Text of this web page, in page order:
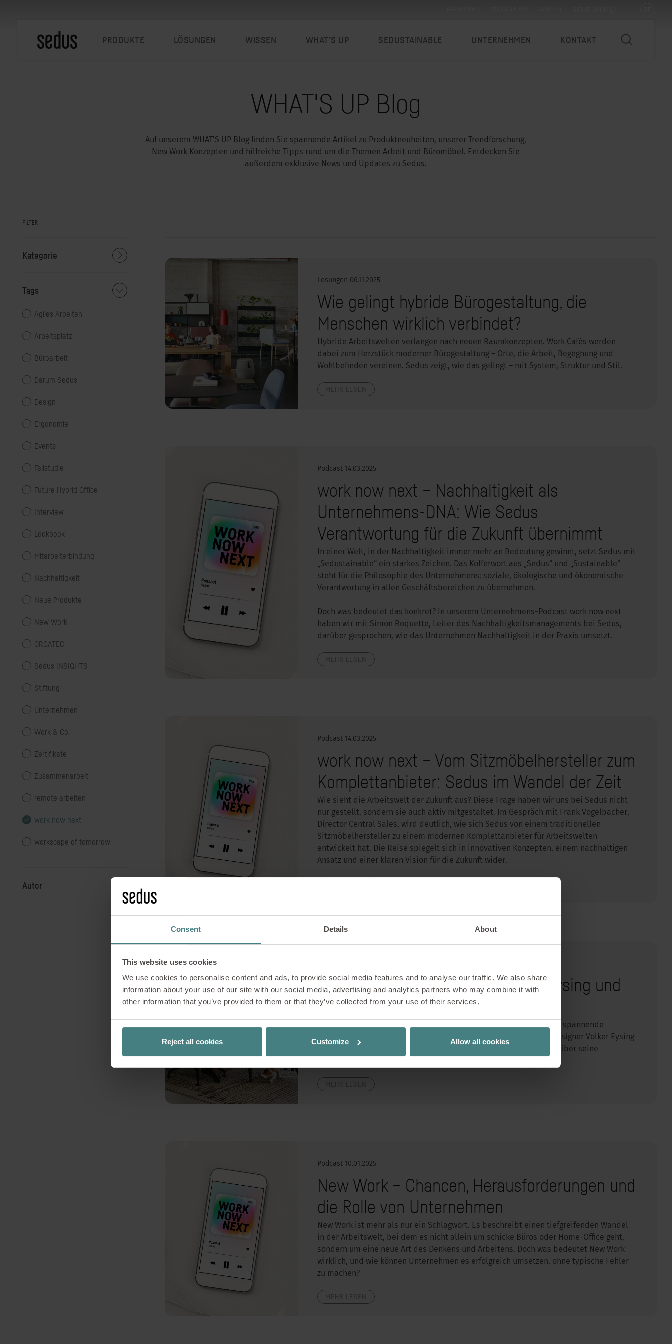
Consent Details About
This website uses cookies
We use cookies to personalise content and ads, to provide social media features and to analyse our traffic. We also share
information about your use of our site with our social media, advertising and analytics partners who may combine it with
other information that you’ve provided to them or that they’ve collected from your use of their services.
Reject all cookies Customize Allow all cookies
PRODUKTE LÖSUNGEN WISSEN WHAT’S UP SEDUSTAINABLE UNTERNEHMEN KONTAKT
WHAT'S UP Blog
Auf unserem WHAT’S UP Blog finden Sie spannende Artikel zu Produktneuheiten, unserer Trendforschung,
New Work Konzepten und hilfreiche Tipps rund um die Themen Arbeit und Büromöbel. Entdecken Sie
außerdem exklusive News und Updates zu Sedus.
FILTER
Kategorie
Tags
Agiles Arbeiten
Arbeitsplatz
Büroarbeit
Darum Sedus
Design
Ergonomie
Events
Fallstudie
Future Hybrid Office
Interview
Lookbook
Mitarbeiterbindung
Nachhaltigkeit
Neue Produkte
New Work
ORGATEC
Sedus INSIGHTS
Stiftung
Unternehmen
Work & Co.
Zertifikate
Zusammenarbeit
remote arbeiten
work now next
workscape of tomorrow
Autor
Lösungen 06.11.2025
Wie gelingt hybride Bürogestaltung, die
Menschen wirklich verbindet?
Hybride Arbeitswelten verlangen nach neuen Raumkonzepten. Work Cafés werden
dabei zum Herzstück moderner Bürogestaltung – Orte, die Arbeit, Begegnung und
Wohlbefinden vereinen. Sedus zeigt, wie das gelingt – mit System, Struktur und Stil.
Podcast 14.03.2025
work now next – Nachhaltigkeit als
Unternehmens-DNA: Wie Sedus
Verantwortung für die Zukunft übernimmt
In einer Welt, in der Nachhaltigkeit immer mehr an Bedeutung gewinnt, setzt Sedus mit
„Sedustainable“ ein starkes Zeichen. Das Kofferwort aus „Sedus“ und „Sustainable“
steht für die Philosophie des Unternehmens: soziale, ökologische und ökonomische
Verantwortung in allen Geschäftsbereichen zu übernehmen.
Doch was bedeutet das konkret? In unserem Unternehmens-Podcast work now next
haben wir mit Simon Roquette, Leiter des Nachhaltigkeitsmanagements bei Sedus,
darüber gesprochen, wie das Unternehmen Nachhaltigkeit in der Praxis umsetzt.
Podcast 14.03.2025
work now next – Vom Sitzmöbelhersteller zum
Komplettanbieter: Sedus im Wandel der Zeit
Wie sieht die Arbeitswelt der Zukunft aus? Diese Frage haben wir uns bei Sedus nicht
nur gestellt, sondern sie auch aktiv mitgestaltet. Im Gespräch mit Frank Vogelbacher,
Director Central Sales, wird deutlich, wie sich Sedus von einem traditionellen
Sitzmöbelhersteller zu einem modernen Komplettanbieter für Arbeitswelten
entwickelt hat. Die Reise spiegelt sich in innovativen Konzepten, einem nachhaltigen
Ansatz und einer klaren Vision für die Zukunft wider.
work now next – Designer Volker Eysing und
der se:mission
Der Corporate Podcast von Sedus work now next bietet regelmäßig spannende
Einblicke in die Welt des Designs. In der neuesten Folge spricht Designer Volker Eysing
– der kreative Kopf hinter dem neuen Konferenzstuhl se:mission – über seine
Podcast 10.01.2025
New Work – Chancen, Herausforderungen und
die Rolle von Unternehmen
New Work ist mehr als nur ein Schlagwort. Es beschreibt einen tiefgreifenden Wandel
in der Arbeitswelt, bei dem es nicht allein um schicke Büros oder Home-Office geht,
sondern um eine neue Art des Denkens und Arbeitens. Doch was bedeutet New Work
wirklich, und wie können Unternehmen es erfolgreich umsetzen, ohne typische Fehler
zu machen?